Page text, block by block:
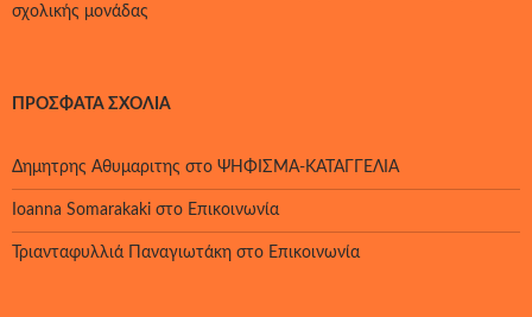
σχολικής μονάδας
ΠΡΌΣΦΑΤΑ ΣΧΌΛΙΑ
Δημητρης Αθυμαριτης στο ΨΗΦΙΣΜΑ-ΚΑΤΑΓΓΕΛΙΑ
Ioanna Somarakaki στο Επικοινωνία
Τριανταφυλλιά Παναγιωτάκη στο Επικοινωνία